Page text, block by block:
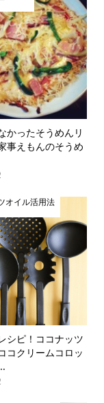
かったそうめんリ
事えもんのそうめ
オイル活用法
シピ！ココナッツ
コクリームコロッ